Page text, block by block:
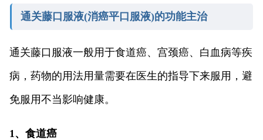
通关藤口服液(消癌平口服液)的功能主治
通关藤口服液一般用于食道癌、宫颈癌、白血病等疾
病，药物的用法用量需要在医生的指导下来服用，避
免服用不当影响健康。
1、食道癌